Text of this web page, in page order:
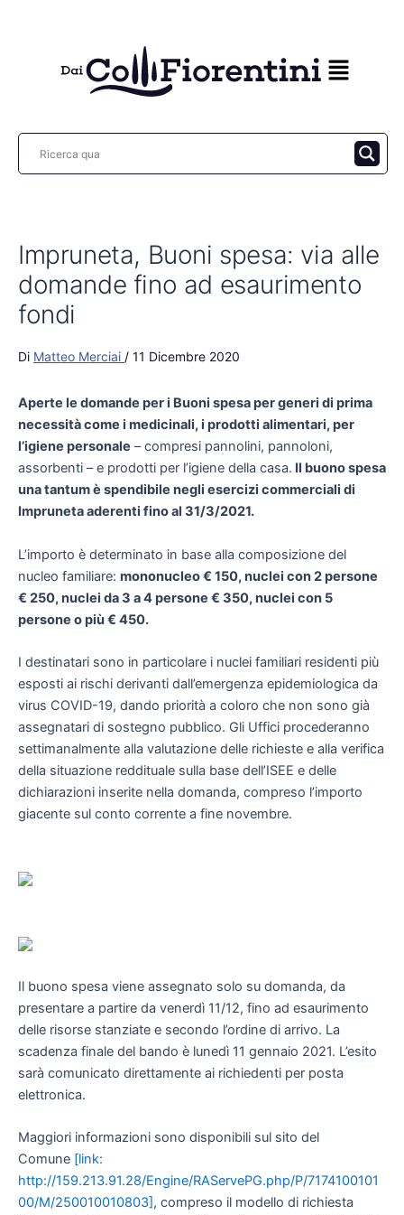
Impruneta, Buoni spesa: via alle
domande fino ad esaurimento
fondi
Di Matteo Merciai / 11 Dicembre 2020
Aperte le domande per i Buoni spesa per generi di prima
necessità come i medicinali, i prodotti alimentari, per
l’igiene personale – compresi pannolini, pannoloni,
assorbenti – e prodotti per l’igiene della casa. Il buono spesa
una tantum è spendibile negli esercizi commerciali di
Impruneta aderenti fino al 31/3/2021.
L’importo è determinato in base alla composizione del
nucleo familiare: mononucleo € 150, nuclei con 2 persone
€ 250, nuclei da 3 a 4 persone € 350, nuclei con 5
persone o più € 450.
I destinatari sono in particolare i nuclei familiari residenti più
esposti ai rischi derivanti dall’emergenza epidemiologica da
virus COVID-19, dando priorità a coloro che non sono già
assegnatari di sostegno pubblico. Gli Uffici procederanno
settimanalmente alla valutazione delle richieste e alla verifica
della situazione reddituale sulla base dell’ISEE e delle
dichiarazioni inserite nella domanda, compreso l’importo
giacente sul conto corrente a fine novembre.
Il buono spesa viene assegnato solo su domanda, da
presentare a partire da venerdì 11/12, fino ad esaurimento
delle risorse stanziate e secondo l’ordine di arrivo. La
scadenza finale del bando è lunedì 11 gennaio 2021. L’esito
sarà comunicato direttamente ai richiedenti per posta
elettronica.
Maggiori informazioni sono disponibili sul sito del
Comune [link:
http://159.213.91.28/Engine/RAServePG.php/P/7174100101
00/M/250010010803], compreso il modello di richiesta